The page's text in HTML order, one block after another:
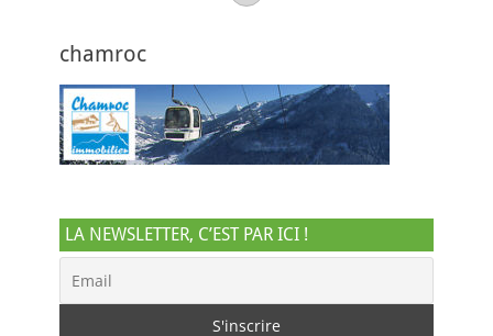
chamroc
LA NEWSLETTER, C’EST PAR ICI !